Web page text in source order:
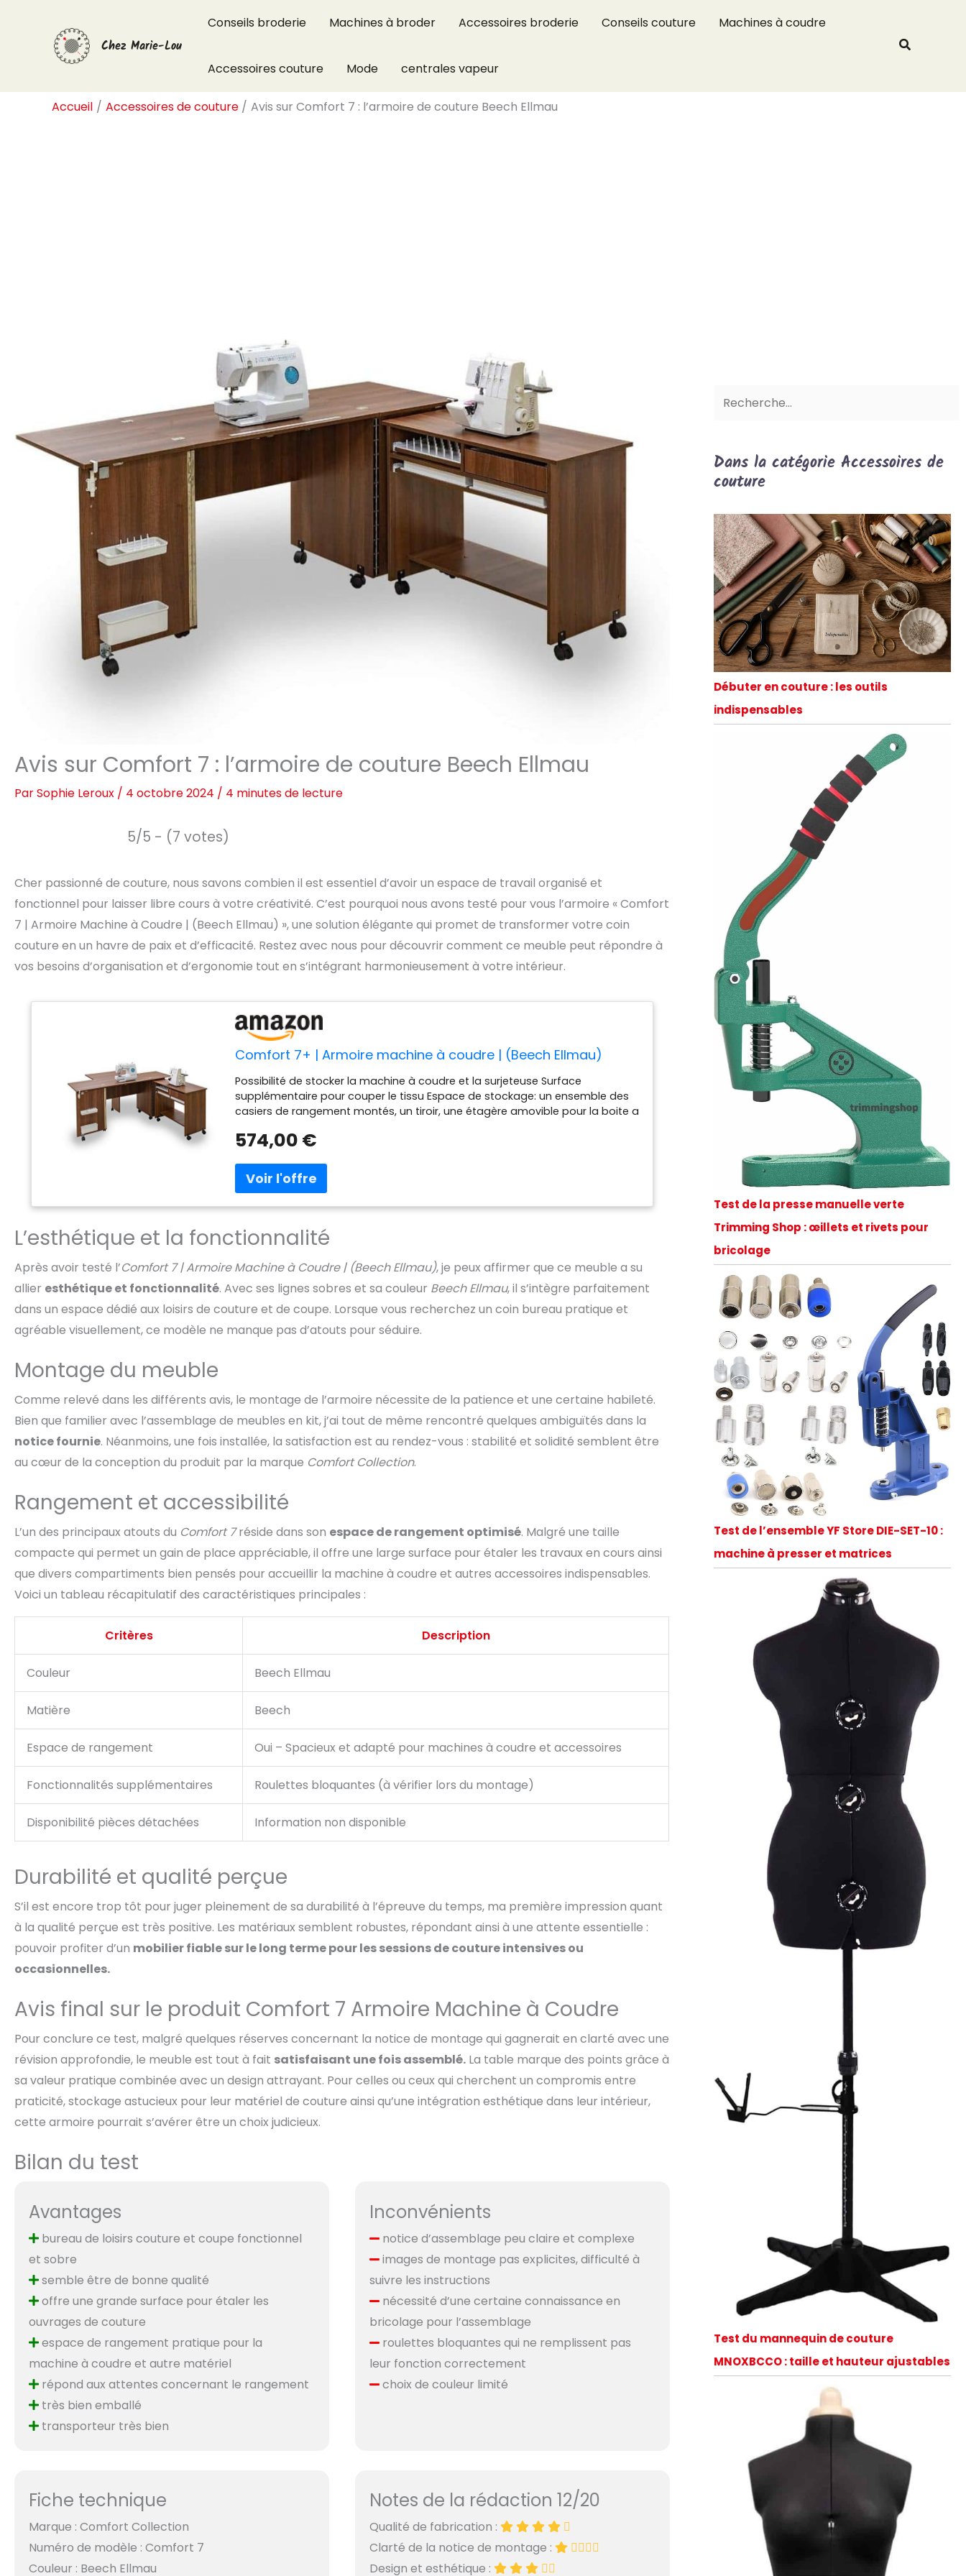
Chez Marie-Lou
Conseils broderie Machines à broder Accessoires broderie Conseils couture Machines à coudre
Accessoires couture Mode centrales vapeur
Accueil Accessoires de couture Avis sur Comfort 7 : l’armoire de couture Beech Ellmau
Avis sur Comfort 7 : l’armoire de couture Beech Ellmau
ParSophie Leroux / 4 octobre 2024 / 4 minutes de lecture
5/5 - (7 votes)
Cher passionné de couture, nous savons combien il est essentiel d’avoir un espace de travail organisé et
fonctionnel pour laisser libre cours à votre créativité. C’est pourquoi nous avons testé pour vous l’armoire « Comfort
7 | Armoire Machine à Coudre | (Beech Ellmau) », une solution élégante qui promet de transformer votre coin
couture en un havre de paix et d’efficacité. Restez avec nous pour découvrir comment ce meuble peut répondre à
vos besoins d’organisation et d’ergonomie tout en s’intégrant harmonieusement à votre intérieur.
Comfort 7+ | Armoire machine à coudre | (Beech Ellmau)
Possibilité de stocker la machine à coudre et la surjeteuse Surface
supplémentaire pour couper le tissu Espace de stockage: un ensemble des
casiers de rangement montés, un tiroir, une étagère amovible pour la boite a
574,00 €
L’esthétique et la fonctionnalité
Après avoir testé l’Comfort 7 | Armoire Machine à Coudre | (Beech Ellmau), je peux affirmer que ce meuble a su
allier esthétique et fonctionnalité. Avec ses lignes sobres et sa couleur Beech Ellmau, il s’intègre parfaitement
dans un espace dédié aux loisirs de couture et de coupe. Lorsque vous recherchez un coin bureau pratique et
agréable visuellement, ce modèle ne manque pas d’atouts pour séduire.
Montage du meuble
Comme relevé dans les différents avis, le montage de l’armoire nécessite de la patience et une certaine habileté.
Bien que familier avec l’assemblage de meubles en kit, j’ai tout de même rencontré quelques ambiguïtés dans la
notice fournie. Néanmoins, une fois installée, la satisfaction est au rendez-vous : stabilité et solidité semblent être
au cœur de la conception du produit par la marque Comfort Collection.
Rangement et accessibilité
L’un des principaux atouts du Comfort 7réside dans son espace de rangement optimisé. Malgré une taille
compacte qui permet un gain de place appréciable, il offre une large surface pour étaler les travaux en cours ainsi
que divers compartiments bien pensés pour accueillir la machine à coudre et autres accessoires indispensables.
Voici un tableau récapitulatif des caractéristiques principales :
Critères Description
Couleur Beech Ellmau
Matière Beech
Espace de rangement Oui – Spacieux et adapté pour machines à coudre et accessoires
Fonctionnalités supplémentaires Roulettes bloquantes (à vérifier lors du montage)
Disponibilité pièces détachées Information non disponible
Durabilité et qualité perçue
S’il est encore trop tôt pour juger pleinement de sa durabilité à l’épreuve du temps, ma première impression quant
à la qualité perçue est très positive. Les matériaux semblent robustes, répondant ainsi à une attente essentielle :
pouvoir profiter d’un mobilier fiable sur le long terme pour les sessions de couture intensives ou
occasionnelles.
Avis final sur le produit Comfort 7 Armoire Machine à Coudre
Pour conclure ce test, malgré quelques réserves concernant la notice de montage qui gagnerait en clarté avec une
révision approfondie, le meuble est tout à fait satisfaisant une fois assemblé. La table marque des points grâce à
sa valeur pratique combinée avec un design attrayant. Pour celles ou ceux qui cherchent un compromis entre
praticité, stockage astucieux pour leur matériel de couture ainsi qu’une intégration esthétique dans leur intérieur,
cette armoire pourrait s’avérer être un choix judicieux.
Bilan du test
Avantages
bureau de loisirs couture et coupe fonctionnel
et sobre
semble être de bonne qualité
offre une grande surface pour étaler les
ouvrages de couture
espace de rangement pratique pour la
machine à coudre et autre matériel
répond aux attentes concernant le rangement
très bien emballé
transporteur très bien
Inconvénients
notice d’assemblage peu claire et complexe
images de montage pas explicites, difficulté à
suivre les instructions
nécessité d’une certaine connaissance en
bricolage pour l’assemblage
roulettes bloquantes qui ne remplissent pas
leur fonction correctement
choix de couleur limité
Fiche technique
Marque : Comfort Collection
Numéro de modèle : Comfort 7
Couleur : Beech Ellmau
Notes de la rédaction 12/20
Qualité de fabrication :
Clarté de la notice de montage :
Design et esthétique :
Dans la catégorie Accessoires de
couture
Débuter en couture : les outils
indispensables
Test de la presse manuelle verte
Trimming Shop : œillets et rivets pour
bricolage
Test de l’ensemble YF Store DIE-SET-10 :
machine à presser et matrices
Test du mannequin de couture
MNOXBCCO : taille et hauteur ajustables